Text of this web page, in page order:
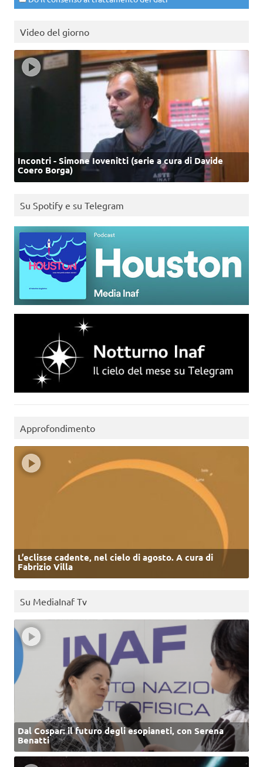
Video del giorno
Incontri - Simone Iovenitti (serie a cura di Davide
Coero Borga)
Su Spotify e su Telegram
Approfondimento
L’eclisse cadente, nel cielo di agosto. A cura di
Fabrizio Villa
Su MediaInaf Tv
Dal Cospar: il futuro degli esopianeti, con Serena
Benatti